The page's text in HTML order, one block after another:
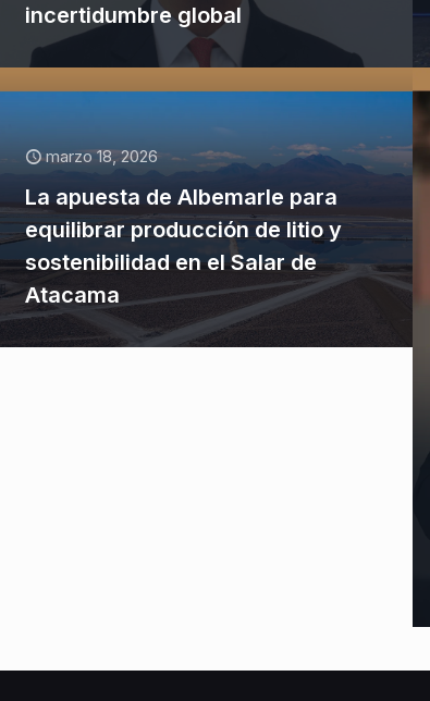
incertidumbre global
marzo 18, 2026
La apuesta de Albemarle para
equilibrar producción de litio y
sostenibilidad en el Salar de
Atacama